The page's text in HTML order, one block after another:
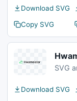
Download SVG
Copy SVG
SVG
Download SVG